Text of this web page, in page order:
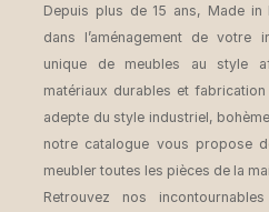
Depuis plus de 15 ans, Made in
dans l’aménagement de votre
unique de meubles au style
matériaux durables et
adepte du style industriel,
notre catalogue vous propose
meubler toutes les pièces de la
Retrouvez nos